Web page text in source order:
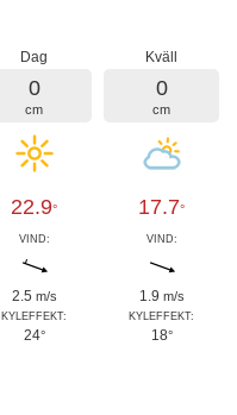
Dag
0
cm
22.9°
VIND:
2.5 m/s
KYLEFFEKT:
24°
Kväll
0
cm
17.7°
VIND:
1.9 m/s
KYLEFFEKT:
18°